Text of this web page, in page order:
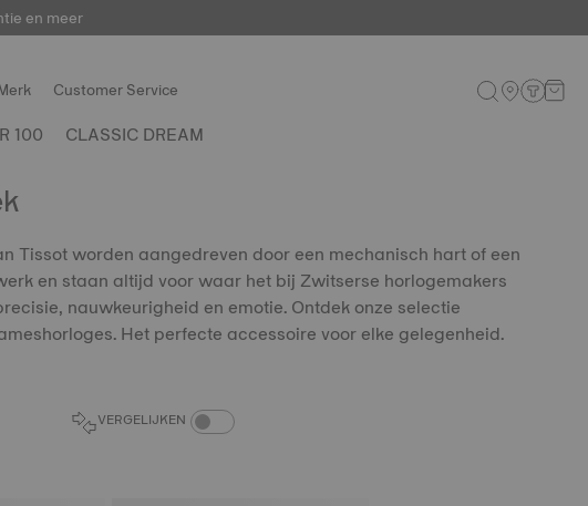
en meer
Customer Service
100 CLASSIC DREAM
Tissot worden aangedreven door een mechanisch hart of een
en staan altijd voor waar het bij Zwitserse horlogemakers
nauwkeurigheid en emotie. Ontdek onze selectie
Het perfecte accessoire voor elke gelegenheid.
VERGELIJKEN COMPARE PRODUCTS TOGGLE